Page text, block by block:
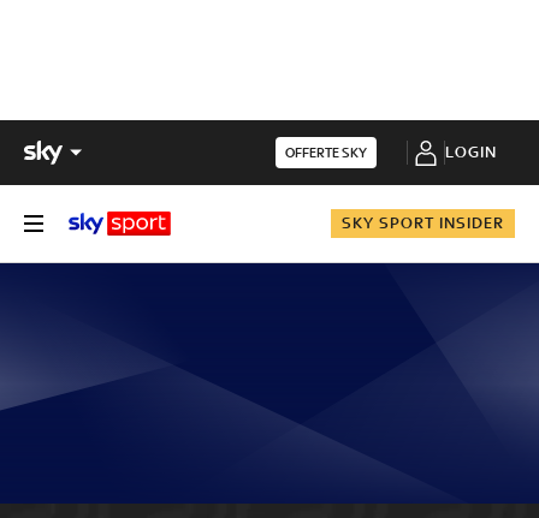
OFFERTE SKY LOGIN
SKY SPORT INSIDER